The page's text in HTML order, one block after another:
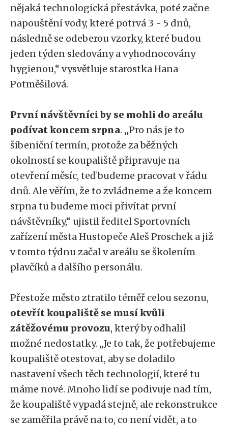
nějaká technologická přestávka, poté začne
napouštění vody, které potrvá 3 - 5 dnů,
následně se odeberou vzorky, které budou
jeden týden sledovány a vyhodnocovány
hygienou,“ vysvětluje starostka Hana
Potměšilová.
První návštěvníci by se mohli do areálu
podívat koncem srpna. „Pro nás je to
šibeniční termín, protože za běžných
okolností se koupaliště připravuje na
otevření měsíc, teď budeme pracovat v řádu
dnů. Ale věřím, že to zvládneme a že koncem
srpna tu budeme moci přivítat první
návštěvníky,“ ujistil ředitel Sportovních
zařízení města Hustopeče Aleš Proschek a již
v tomto týdnu začal v areálu se školením
plavčíků a dalšího personálu.
Přestože město ztratilo téměř celou sezonu,
otevřít koupaliště se musí kvůli
zátěžovému provozu, který by odhalil
možné nedostatky. „Je to tak, že potřebujeme
koupaliště otestovat, aby se doladilo
nastavení všech těch technologií, které tu
máme nové. Mnoho lidí se podivuje nad tím,
že koupaliště vypadá stejně, ale rekonstrukce
se zaměřila právě na to, co není vidět, a to